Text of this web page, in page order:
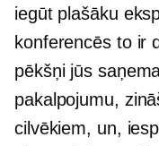
iegūt plašāku
konferencēs to ir
pēkšņi jūs
pakalpojumu,
cilvēkiem, un,